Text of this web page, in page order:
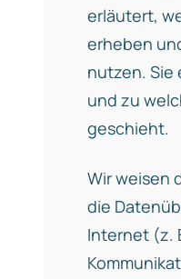
erläutert,
erheben
nutzen. Sie
und zu
geschieht.
Wir weisen
die
Internet (z.